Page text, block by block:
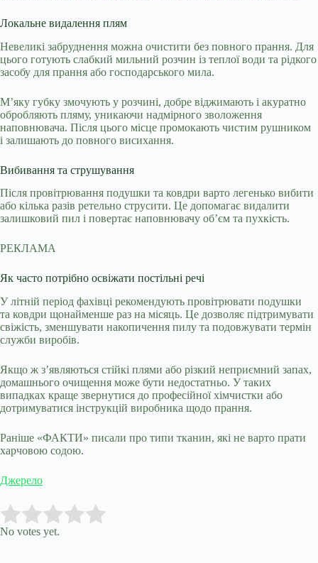
Локальне видалення плям
Невеликі забруднення можна очистити без повного прання. Для
цього готують слабкий мильний розчин із теплої води та рідкого
засобу для прання або господарського мила.
М’яку губку змочують у розчині, добре віджимають і акуратно
обробляють пляму, уникаючи надмірного зволоження
наповнювача. Після цього місце промокають чистим рушником
і залишають до повного висихання.
Вибивання та струшування
Після провітрювання подушки та ковдри варто легенько вибити
або кілька разів ретельно струсити. Це допомагає видалити
залишковий пил і повертає наповнювачу об’єм та пухкість.
РЕКЛАМА
Як часто потрібно освіжати постільні речі
У літній період фахівці рекомендують провітрювати подушки
та ковдри щонайменше раз на місяць. Це дозволяє підтримувати
свіжість, зменшувати накопичення пилу та подовжувати термін
служби виробів.
Якщо ж з’являються стійкі плями або різкий неприємний запах,
домашнього очищення може бути недостатньо. У таких
випадках краще звернутися до професійної хімчистки або
дотримуватися інструкцій виробника щодо прання.
Раніше «ФАКТИ» писали про типи тканин, які не варто прати
харчовою содою.
Джерело
Rate this item:
No votes yet.